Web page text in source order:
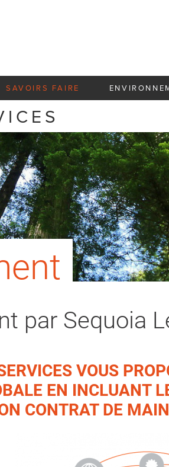
SAVOIRS FAIRE
par Sequoia
VOUS
EN INCLUANT
CONTRAT DE